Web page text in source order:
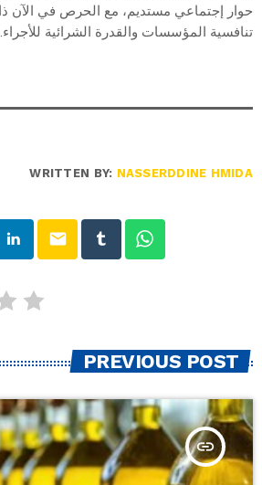
حوار إجتماعي مستديم، مع الحرص في الآن
تنافسية المؤسسات والقدرة الشرائية للأجراء.
WRITTEN BY: NASSERDDINE HMIDA
email
PREVIOUS POST
insert_link